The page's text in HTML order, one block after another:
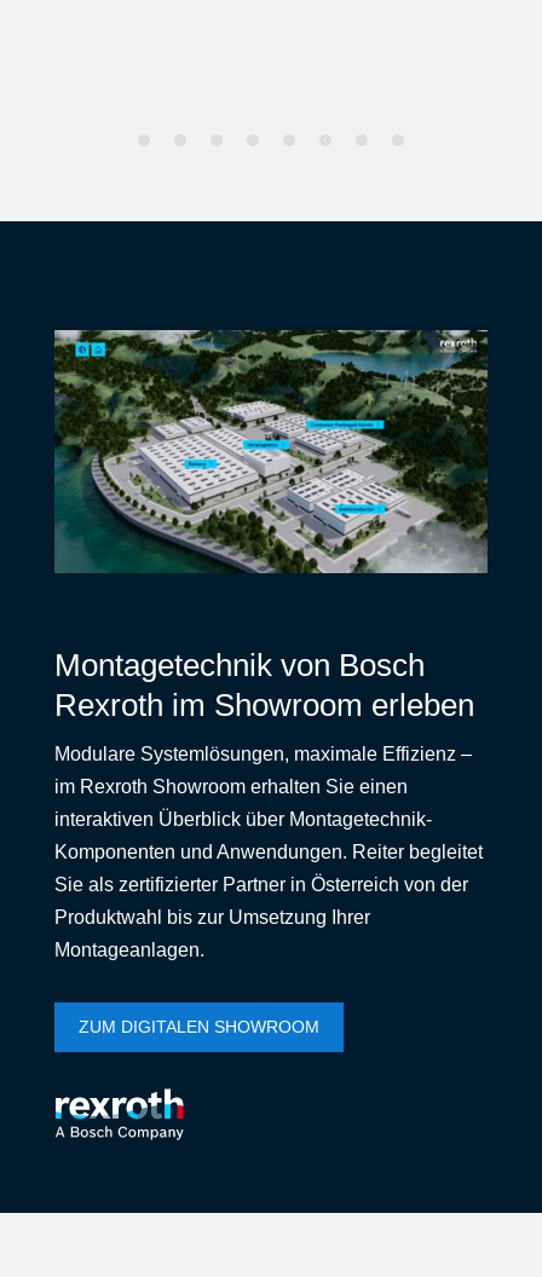
Montagetechnik von Bosch
Rexroth im Showroom erleben
Modulare Systemlösungen, maximale Effizienz –
im Rexroth Showroom erhalten Sie einen
interaktiven Überblick über Montagetechnik-
Komponenten und Anwendungen. Reiter begleitet
Sie als zertifizierter Partner in Österreich von der
Produktwahl bis zur Umsetzung Ihrer
Montageanlagen.
ZUM DIGITALEN SHOWROOM